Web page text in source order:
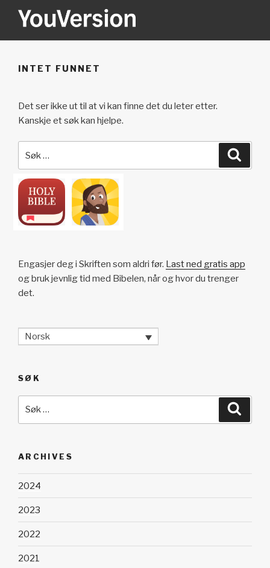
YOUVERSION
INTET FUNNET
Det ser ikke ut til at vi kan finne det du leter etter.
Kanskje et søk kan hjelpe.
Engasjer deg i Skriften som aldri før. Last ned gratis app
og bruk jevnlig tid med Bibelen, når og hvor du trenger
det.
Norsk
SØK
ARCHIVES
2024
2023
2022
2021